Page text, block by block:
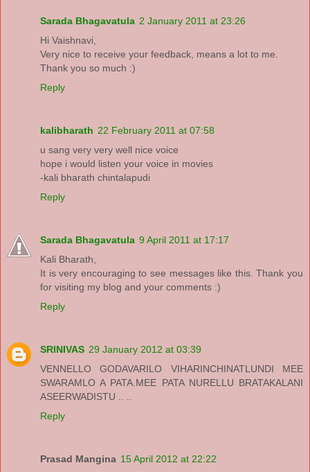
Sarada Bhagavatula 2 January 2011 at 23:26
Hi Vaishnavi,
Very nice to receive your feedback, means a lot to me.
Thank you so much :)
Reply
kalibharath 22 February 2011 at 07:58
u sang very very well nice voice
hope i would listen your voice in movies
-kali bharath chintalapudi
Reply
Sarada Bhagavatula 9 April 2011 at 17:17
Kali Bharath,
It is very encouraging to see messages like this. Thank you
for visiting my blog and your comments :)
Reply
SRINIVAS 29 January 2012 at 03:39
VENNELLO GODAVARILO VIHARINCHINATLUNDI MEE
SWARAMLO A PATA.MEE PATA NURELLU BRATAKALANI
ASEERWADISTU .. ..
Reply
Prasad Mangina 15 April 2012 at 22:22